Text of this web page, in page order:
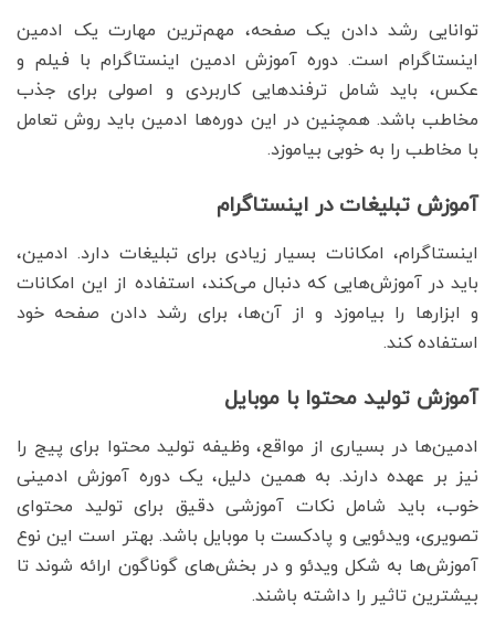
توانایی رشد دادن یک صفحه، مهم‌ترین مهارت یک ادمین
اینستاگرام است. دوره آموزش ادمین اینستاگرام با فیلم و
عکس، باید شامل ترفندهایی کاربردی و اصولی برای جذب
مخاطب باشد. همچنین در این دوره‌ها ادمین باید روش تعامل
با مخاطب را به خوبی بیاموزد.
آموزش تبلیغات در اینستاگرام
اینستاگرام، امکانات بسیار زیادی برای تبلیغات دارد. ادمین،
باید در آموزش‌هایی که دنبال می‌کند، استفاده از این امکانات
و ابزارها را بیاموزد و از آن‌ها، برای رشد دادن صفحه خود
استفاده کند.
آموزش تولید محتوا با موبایل
ادمین‌ها در بسیاری از مواقع، وظیفه تولید محتوا برای پیج را
نیز بر عهده دارند. به همین دلیل، یک دوره آموزش ادمینی
خوب، باید شامل نکات آموزشی دقیق برای تولید محتوای
تصویری، ویدئویی و پادکست با موبایل باشد. بهتر است این نوع
آموزش‌ها به شکل ویدئو و در بخش‌های گوناگون ارائه شوند تا
بیشترین تاثیر را داشته باشند.